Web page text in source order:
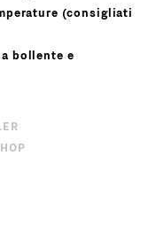
(consigliati
bollente e